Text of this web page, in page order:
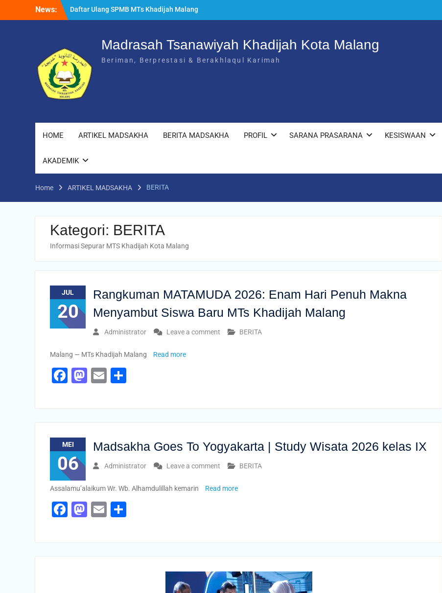
News:
Daftar Ulang SPMB MTs Khadijah Malang
Tahun Ajaran 2026/2027 Berlangsung
Rangkuman MATAMUDA 2026: Enam Hari
Penuh Makna Menyambut Siswa Baru MTs
Khadijah Malang
Madrasah Tsanawiyah Khadijah Kota Malang
Beriman, Berprestasi & Berakhlaqul Karimah
HOME ARTIKEL MADSAKHA BERITA MADSAKHA PROFIL SARANA PRASARANA KESISWAAN
AKADEMIK
Home ARTIKEL MADSAKHA BERITA
Kategori: BERITA
Informasi Sepurar MTS Khadijah Kota Malang
JUL
20
Rangkuman MATAMUDA 2026: Enam Hari Penuh Makna
Menyambut Siswa Baru MTs Khadijah Malang
Administrator Leave a comment BERITA
Malang — MTs Khadijah Malang Read more
Facebook
Mastodon
Email
MEI
06
Madsakha Goes To Yogyakarta | Study Wisata 2026 kelas IX
Administrator Leave a comment BERITA
Assalamu’alaikum Wr. Wb. Alhamdulillah kemarin Read more
Facebook
Mastodon
Email